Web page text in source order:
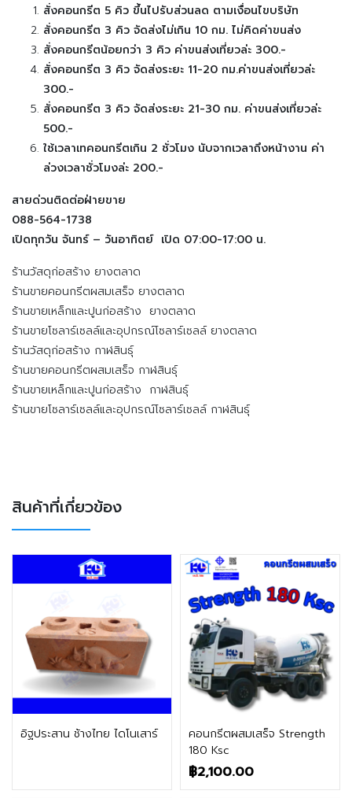
สั่งคอนกรีต 5 คิว ขึ้นไปรับส่วนลด ตามเงื่อนไขบริษัท
สั่งคอนกรีต 3 คิว จัดส่งไม่เกิน 10 กม. ไม่คิดค่าขนส่ง
สั่งคอนกรีตน้อยกว่า 3 คิว ค่าขนส่งเที่ยวล่ะ 300.-
สั่งคอนกรีต 3 คิว จัดส่งระยะ 11-20 กม.ค่าขนส่งเที่ยวล่ะ
300.-
สั่งคอนกรีต 3 คิว จัดส่งระยะ 21-30 กม. ค่าขนส่งเที่ยวล่ะ
500.-
ใช้เวลาเทคอนกรีตเกิน 2 ชั่วโมง นับจากเวลาถึงหน้างาน ค่า
ล่วงเวลาชั่วโมงล่ะ 200.-
สายด่วนติดต่อฝ่ายขาย
088-564-1738
เปิดทุกวัน จันทร์ – วันอาทิตย์ เปิด 07:00-17:00 น.
ร้านวัสดุก่อสร้าง ยางตลาด
ร้านขายคอนกรีตผสมเสร็จ ยางตลาด
ร้านขายเหล็กและปูนก่อสร้าง ยางตลาด
ร้านขายโซลาร์เซลล์และอุปกรณ์โซลาร์เซลล์ ยางตลาด
ร้านวัสดุก่อสร้าง กาฬสินธุ์
ร้านขายคอนกรีตผสมเสร็จ กาฬสินธุ์
ร้านขายเหล็กและปูนก่อสร้าง กาฬสินธุ์
ร้านขายโซลาร์เซลล์และอุปกรณ์โซลาร์เซลล์ กาฬสินธุ์
สินค้าที่เกี่ยวข้อง
อิฐประสาน ช้างไทย ไดโนเสาร์
ติดต่อฝ่ายขาย
คอนกรีตผสมเสร็จ Strength
180 Ksc
฿2,100.00
ติดต่อฝ่ายขาย